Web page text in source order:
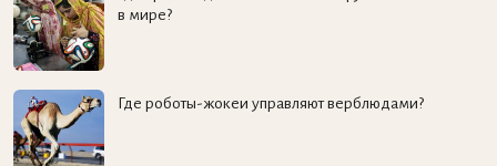
в мире?
Где роботы-жокеи управляют верблюдами?